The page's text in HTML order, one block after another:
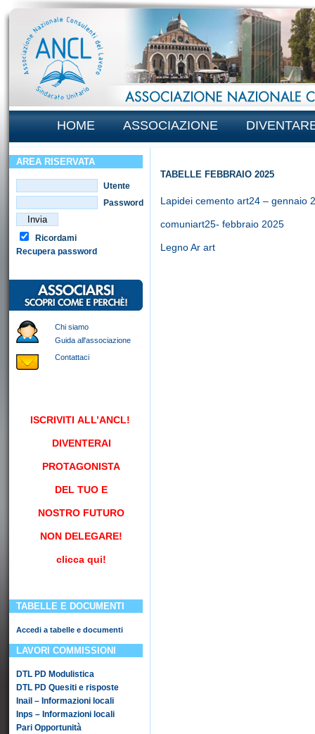
HOME ASSOCIAZIONE
AREA RISERVATA
Utente
Password
Ricordami
Recupera password
Chi siamo
Guida all'associazione
Contattaci
ISCRIVITI ALL’ANCL!
DIVENTERAI
PROTAGONISTA
DEL TUO E
NOSTRO FUTURO
NON DELEGARE!
clicca qui!
TABELLE E DOCUMENTI
Accedi a tabelle e documenti
LAVORI COMMISSIONI
DTL PD Modulistica
DTL PD Quesiti e risposte
Inail – Informazioni locali
Inps – Informazioni locali
Pari Opportunità
TABELLE FEBBRAIO 2025
Lapidei cemento art24 – gennaio
comuniart25- febbraio 2025
Legno Ar art